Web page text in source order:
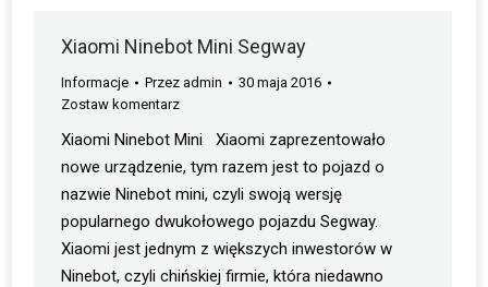
Xiaomi Ninebot Mini Segway
Informacje Przez admin
30 maja 2016
Zostaw komentarz
Xiaomi Ninebot Mini Xiaomi zaprezentowało
nowe urządzenie, tym razem jest to pojazd o
nazwie Ninebot mini, czyli swoją wersję
popularnego dwukołowego pojazdu Segway.
Xiaomi jest jednym z większych inwestorów w
Ninebot, czyli chińskiej firmie, która niedawno